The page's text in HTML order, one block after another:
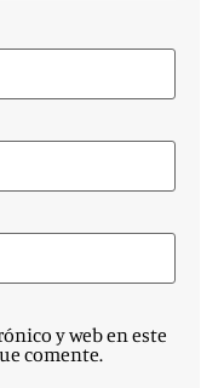
y web en este
comente.